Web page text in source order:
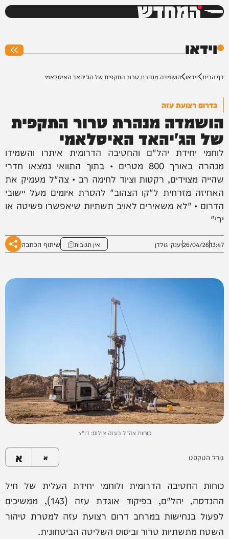
המחדש
וידאו
דף הבית וידאו הושמדה מנהרת טרור התקפית של הג'יהאד האיסלאמי
בדרום רצועת עזה
הושמדה מנהרת טרור התקפית
של הג'יהאד האיסלאמי
לוחמי יחידת יהל"ם והחטיבה הדרומית איתרו והשמידו
מנהרה באורך 800 מטרים • בתוך התוואי נמצאו חדרי
שהייה מצוידים, רקטות וציוד לחימה רב • צה"ל מעמיק את
האחיזה מזרחית ל"קו הצהוב" להסרת איומים מעל יישובי
הדרום • "לא משאירים לאויב תשתיות שיאפשרו פשיטה או
ירי"
13:47
26/04/26יענקי גולדן אין תגובות שיתוף הכתבה
כוחות צה"ל בעזה צילום: דו"צ
גודל הטקסט א א
כוחות החטיבה הדרומית ולוחמי יחידת העלית של חיל
ההנדסה, יהל"ם, בפיקוד אוגדת עזה (143), ממשיכים
לפעול בנחישות במרחב דרום רצועת עזה למטרת טיהור
השטח מתשתיות טרור וביסוס השליטה הביטחונית.